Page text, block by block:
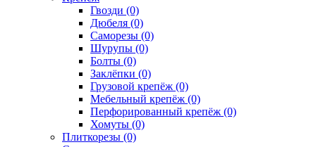
Гвозди (0)
Дюбеля (0)
Саморезы (0)
Шурупы (0)
Болты (0)
Заклёпки (0)
Грузовой крепёж (0)
Мебельный крепёж (0)
Перфорированный крепёж (0)
Хомуты (0)
Плиткорезы (0)